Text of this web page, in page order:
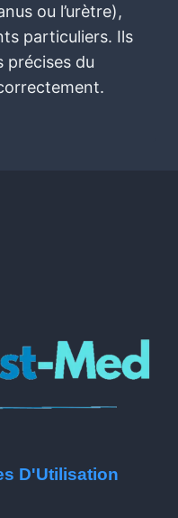
ou l’urètre),
particuliers. Ils
précises du
D'Utilisation